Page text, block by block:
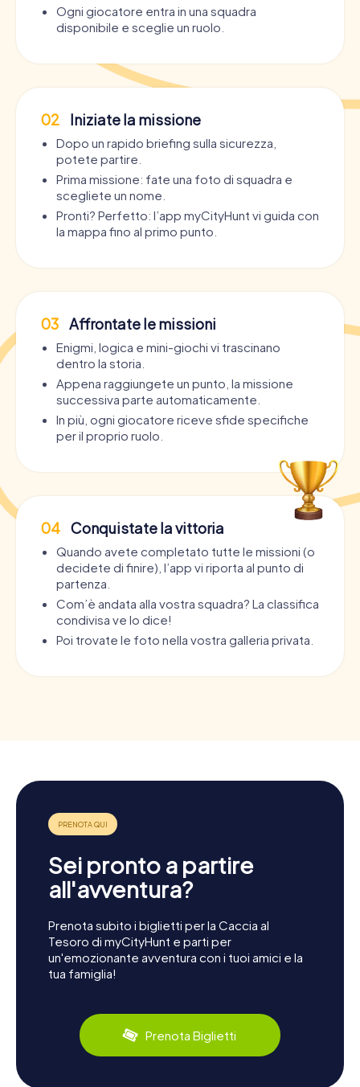
Ogni giocatore entra in una squadra
disponibile e sceglie un ruolo.
02 Iniziate la missione
Dopo un rapido briefing sulla sicurezza,
potete partire.
Prima missione: fate una foto di squadra e
scegliete un nome.
Pronti? Perfetto: l’app myCityHunt vi guida con
la mappa fino al primo punto.
03 Affrontate le missioni
Enigmi, logica e mini-giochi vi trascinano
dentro la storia.
Appena raggiungete un punto, la missione
successiva parte automaticamente.
In più, ogni giocatore riceve sfide specifiche
per il proprio ruolo.
04 Conquistate la vittoria
Quando avete completato tutte le missioni (o
decidete di finire), l’app vi riporta al punto di
partenza.
Com’è andata alla vostra squadra? La classifica
condivisa ve lo dice!
Poi trovate le foto nella vostra galleria privata.
Sei pronto a partire
all'avventura?
Prenota subito i biglietti per la Caccia al
Tesoro di myCityHunt e parti per
un'emozionante avventura con i tuoi amici e la
tua famiglia!
Prenota Biglietti